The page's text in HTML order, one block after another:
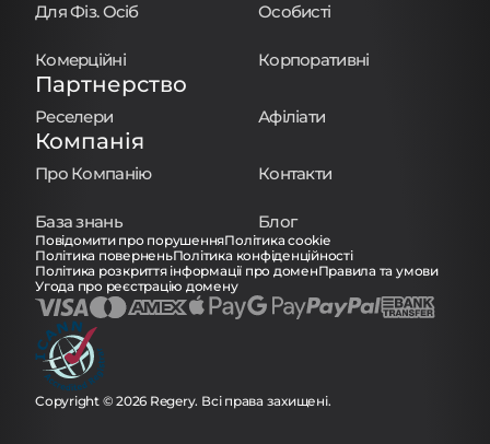
Для Фіз. Осіб Особисті
Комерційні Корпоративні
Партнерство
Реселери Афіліати
Компанія
Про Компанію Контакти
База знань Блог
Повідомити про порушенняПолітика cookie
Політика поверненьПолітика конфіденційності
Політика розкриття інформації про доменПравила та умови
Угода про реєстрацію домену
Copyright © 2026 Regery. Всі права захищені.